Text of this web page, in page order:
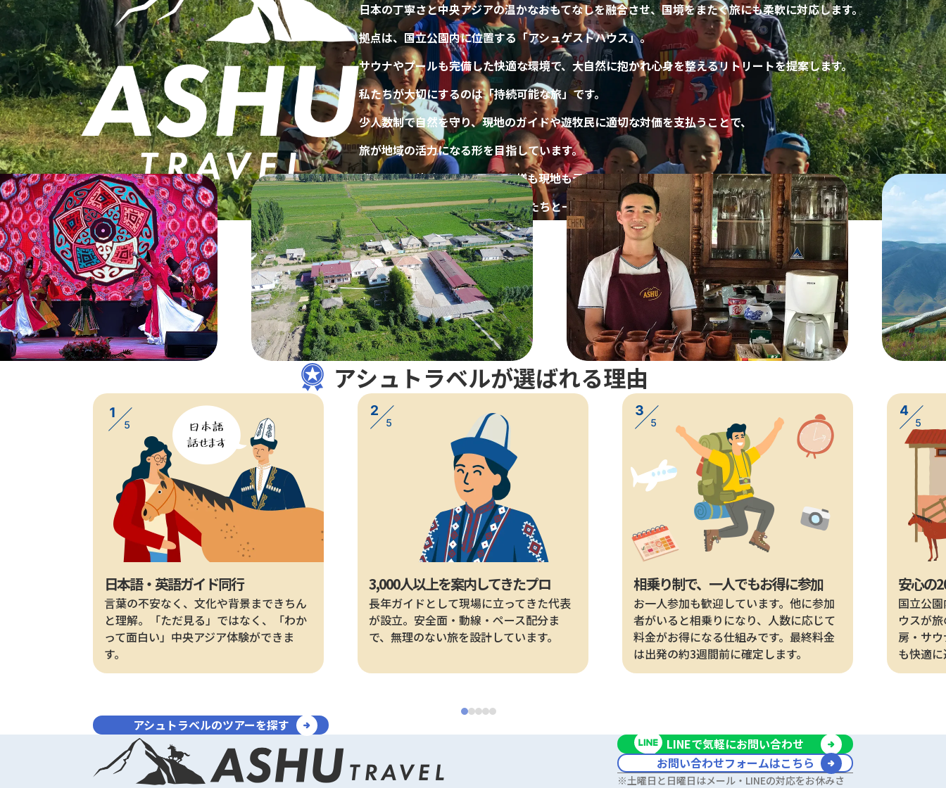
日本の丁寧さと中央アジアの温かなおもてなしを融合させ、国境をまたぐ旅にも柔軟に対応します。
拠点は、国立公園内に位置する「アシュゲストハウス」。
サウナやプールも完備した快適な環境で、大自然に抱かれ心身を整えるリトリートを提案します。
私たちが大切にするのは「持続可能な旅」です。
少人数制で自然を守り、現地のガイドや遊牧民に適切な対価を支払うことで、
旅が地域の活力になる形を目指しています。
安全で深い体験を通じて、お客様も現地も元気になる。
そんな「観光以上の感動」を、私たちと一緒に見つけに行きませんか。
アシュトラベルが選ばれる理由
日本語・英語ガイド同行
言葉の不安なく、文化や背景まできちん
と理解。「ただ見る」ではなく、「わか
って面白い」中央アジア体験ができま
す。
3,000人以上を案内してきたプロ
長年ガイドとして現場に立ってきた代表
が設立。安全面・動線・ペース配分ま
で、無理のない旅を設計しています。
相乗り制で、一人でもお得に参加
お一人参加も歓迎しています。他に参加
者がいると相乗りになり、人数に応じて
料金がお得になる仕組みです。最終料金
は出発の約3週間前に確定します。
安心の
国立公
ウスが
房・サ
も快適
アシュトラベルのツアーを探す
LINEで気軽にお問い合わせ
お問い合わせフォームはこちら
土曜日と日曜日はメール・LINEの対応をお休みさ